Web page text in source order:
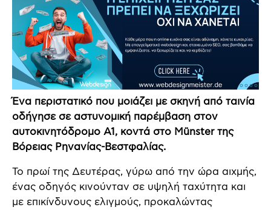
Ένα περιστατικό που μοιάζει με σκηνή από ταινία
οδήγησε σε αστυνομική παρέμβαση στον
αυτοκινητόδρομο A1, κοντά στο Münster της
Βόρειας Ρηνανίας-Βεστφαλίας.
Το πρωί της Δευτέρας, γύρω από την ώρα αιχμής,
ένας οδηγός κινούνταν σε υψηλή ταχύτητα και
με επικίνδυνους ελιγμούς, προκαλώντας